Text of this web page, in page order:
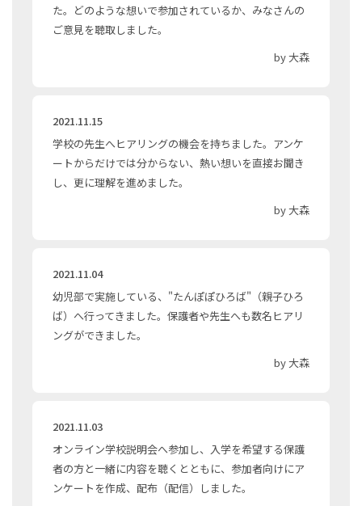
た。どのような想いで参加されているか、みなさんの
ご意見を聴取しました。
by 大森
2021.11.15
学校の先生へヒアリングの機会を持ちました。アンケ
ートからだけでは分からない、熱い想いを直接お聞き
し、更に理解を進めました。
by 大森
2021.11.04
幼児部で実施している、"たんぽぽひろば"（親子ひろ
ば）へ行ってきました。保護者や先生へも数名ヒアリ
ングができました。
by 大森
2021.11.03
オンライン学校説明会へ参加し、入学を希望する保護
者の方と一緒に内容を聴くとともに、参加者向けにア
ンケートを作成、配布（配信）しました。